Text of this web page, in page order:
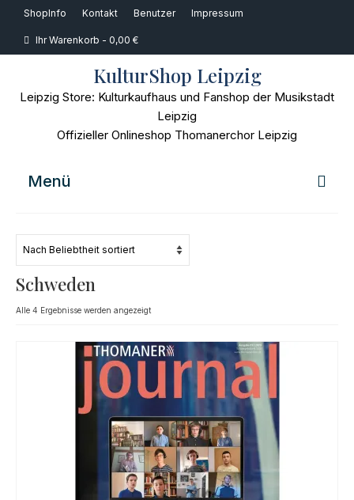
ShopInfo Kontakt Benutzer Impressum
Ihr Warenkorb - 0,00 €
KulturShop Leipzig
Leipzig Store: Kulturkaufhaus und Fanshop der Musikstadt
Leipzig
Offizieller Onlineshop Thomanerchor Leipzig
Menü
Musik
KidsStore
Schweden
Alle 4 Ergebnisse werden angezeigtNach
sortiert